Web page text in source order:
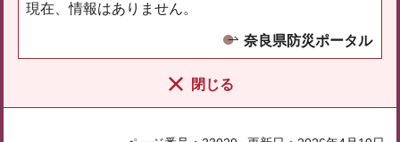
現在、情報はありません。
奈良県防災ポータル
閉じる